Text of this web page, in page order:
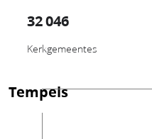
32 046
Kerkgemeentes
Tempels